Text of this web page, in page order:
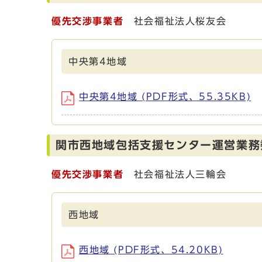
優先交渉事業者 社会福祉法人桜友会
中央第4地域
中央第4地域 (PDF形式、55.35KB)
関市西地域包括支援センター運営業
優先交渉事業者 社会福祉法人三輪会
西地域
西地域 (PDF形式、54.20KB)